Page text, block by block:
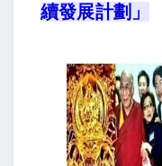
續發展計劃」